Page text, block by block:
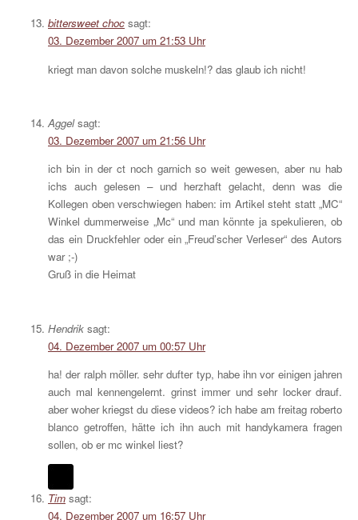
bittersweet choc sagt:
03. Dezember 2007 um 21:53 Uhr
kriegt man davon solche muskeln!? das glaub ich nicht!
Aggel sagt:
03. Dezember 2007 um 21:56 Uhr
ich bin in der ct noch garnich so weit gewesen, aber nu hab
ichs auch gelesen – und herzhaft gelacht, denn was die
Kollegen oben verschwiegen haben: im Artikel steht statt „MC“
Winkel dummerweise „Mc“ und man könnte ja spekulieren, ob
das ein Druckfehler oder ein „Freud’scher Verleser“ des Autors
war ;-)
Gruß in die Heimat
Hendrik sagt:
04. Dezember 2007 um 00:57 Uhr
ha! der ralph möller. sehr dufter typ, habe ihn vor einigen jahren
auch mal kennengelernt. grinst immer und sehr locker drauf.
aber woher kriegst du diese videos? ich habe am freitag roberto
blanco getroffen, hätte ich ihn auch mit handykamera fragen
sollen, ob er mc winkel liest?
Tim sagt:
04. Dezember 2007 um 16:57 Uhr